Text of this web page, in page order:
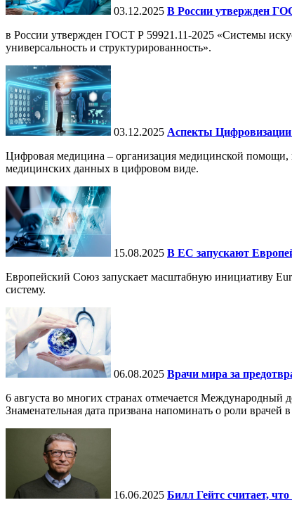
03.12.2025 В России утвержден
в России утвержден ГОСТ Р 59921.11-2025 «Системы
универсальность и структурированность».
03.12.2025 Аспекты Цифровизации
Цифровая медицина – организация медицинской помощи,
медицинских данных в цифровом виде.
15.08.2025 В ЕС запускают
Европейский Союз запускает масштабную инициативу
систему.
06.08.2025 Врачи мира за
6 августа во многих странах отмечается Международный
Знаменательная дата призвана напоминать о роли
16.06.2025 Билл Гейтс считает,